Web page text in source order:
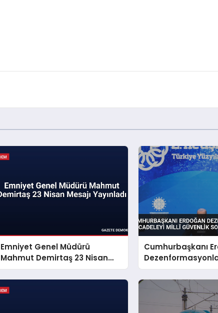
Emniyet Genel Müdürü
Mahmut Demirtaş 23 Nisan
Mesajı Yayınladı
Cumhurbaşkanı
Mücadeleyi Millî
Sorunu Saydı